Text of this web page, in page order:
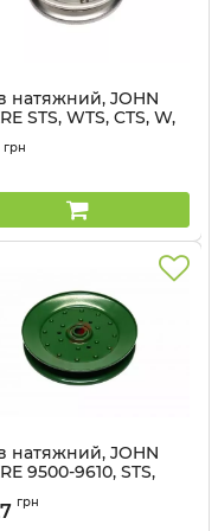
натяжний, JOHN
STS, WTS, CTS, W,
грн
натяжний, JOHN
9500-9610, STS,
Cametet
грн